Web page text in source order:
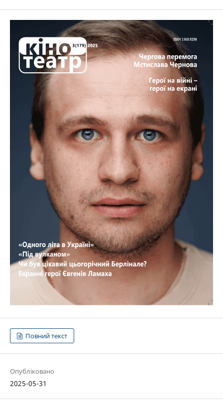
Повний текст
Опубліковано
2025-05-31